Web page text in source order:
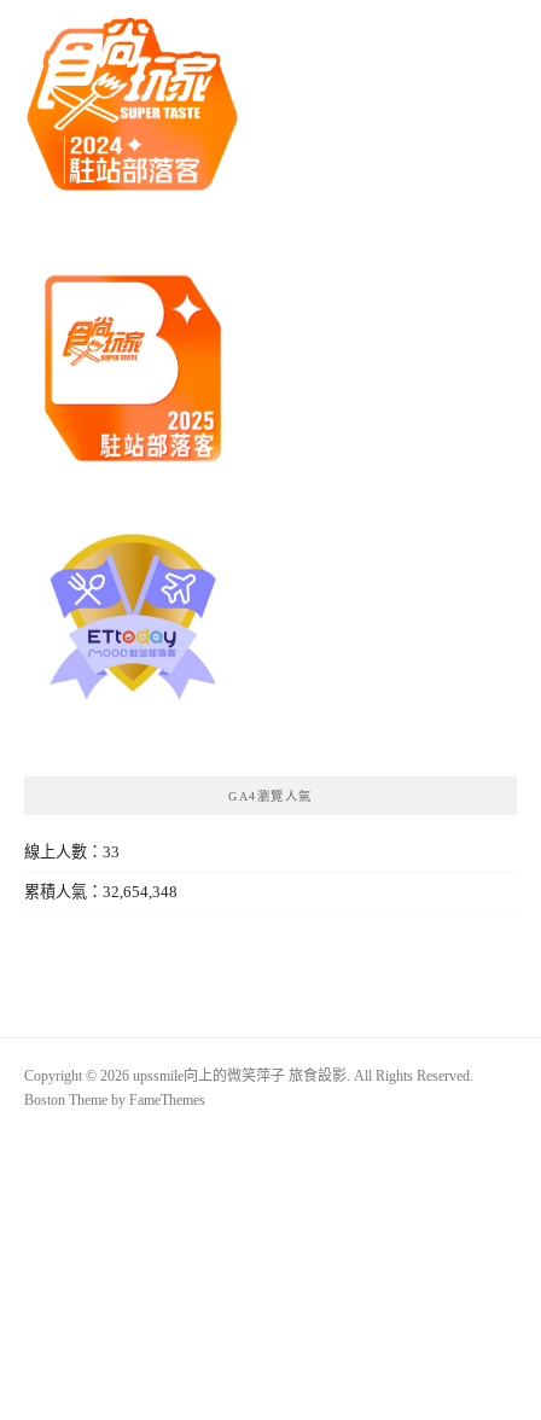
GA4瀏覽人氣
線上人數：33
累積人氣：32,654,348
Copyright © 2026 upssmile向上的微笑萍子 旅食設影. All Rights Reserved.
Boston Theme by FameThemes